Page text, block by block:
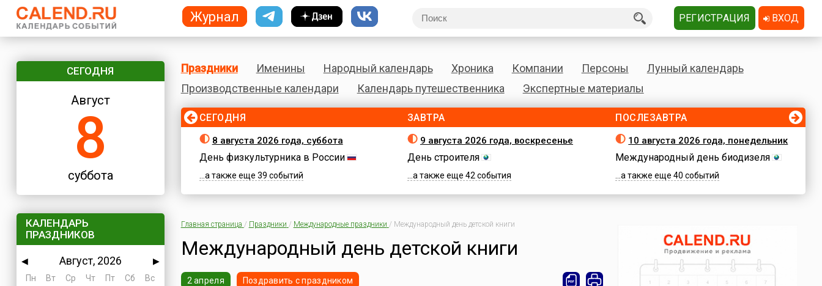
СЕГОДНЯ
Август
8
суббота
КАЛЕНДАРЬ
ПРАЗДНИКОВ
◀ Август, 2026
▶
Пн
Вт Ср Чт Пт Сб
Вс
Праздники Именины Народный календарь Хроника Компании Персоны
Лунный календарь
Производственные календари
Календарь путешественника Экспертные материалы
СЕГОДНЯ
8 августа 2026 года, суббота
День физкультурника в России
...а также еще 39 событий
ЗАВТРА
9 августа 2026 года, воскресенье
День строителя
...а также еще 42 события
ПОСЛЕЗАВТРА
10 августа 2026 года, понедельник
Международный день биодизеля
...а также еще 40 событий
Главная страница / Праздники / Международные праздники / Международный день детской книги
Международный день детской книги
2 апреля Поздравить с праздником
Журнал РЕГИСТРАЦИЯ ВХОД